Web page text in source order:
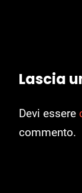
Lascia
Devi essere
commento.